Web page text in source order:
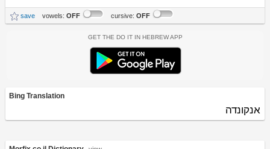
save vowels: OFF cursive: OFF
Get the Do It In Hebrew App
Bing Translation
אנקונדה